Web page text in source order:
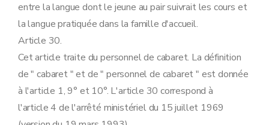
entre la langue dont le jeune au pair suivrait les cours et
la langue pratiquée dans la famille d'accueil.
Article 30.
Cet article traite du personnel de cabaret. La définition
de " cabaret " et de " personnel de cabaret " est donnée
à l'article 1, 9° et 10°. L'article 30 correspond à
l'article 4 de l'arrêté ministériel du 15 juillet 1969